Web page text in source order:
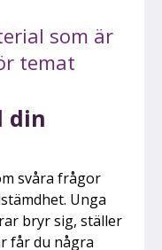
som är
temat
din
svåra frågor
Unga
bryr sig, ställer
får du några